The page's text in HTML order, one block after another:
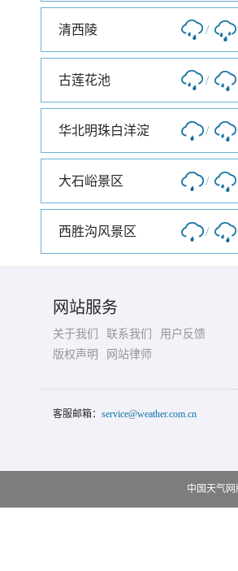
清西陵 /
古莲花池 /
华北明珠白洋淀 /
大石峪景区 /
西胜沟风景区 /
网站服务
关于我们 联系我们
用户反馈
版权声明
网站律师
客服邮箱： service@weather.com.cn
中国天气